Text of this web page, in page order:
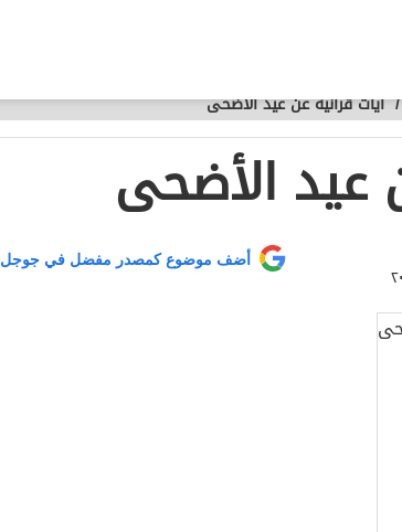
/آيات قرآنية عن عيد الأضحى
عيد الأضحى
أضف موضوع كمصدر مفضل في جوجل